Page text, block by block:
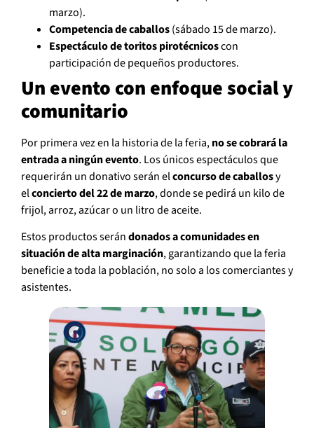
marzo).
Competencia de caballos(sábado 15 de marzo).
Espectáculo de toritos pirotécnicoscon
participación de pequeños productores.
Un evento con enfoque social y
comunitario
Por primera vez en la historia de la feria,no se cobrará la
entrada a ningún evento. Los únicos espectáculos que
requerirán un donativo serán elconcurso de caballosy
elconcierto del 22 de marzo, donde se pedirá un kilo de
frijol, arroz, azúcar o un litro de aceite.
Estos productos serándonados a comunidades en
situación de alta marginación, garantizando que la feria
beneficie a toda la población, no solo a los comerciantes y
asistentes.